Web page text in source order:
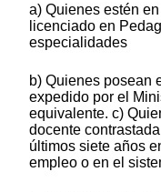
a) Quienes estén
licenciado en
especialidades
b) Quienes posean
expedido por el
equivalente. c)
docente
últimos siete años
empleo o en el